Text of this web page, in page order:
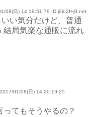
08(日) 14:19:51.79 ID:j9lq2f+j0.net
い気分だけど、普通
結局気楽な通販に流れ
01/08(日) 14:20:19.25
てもそうやるの？